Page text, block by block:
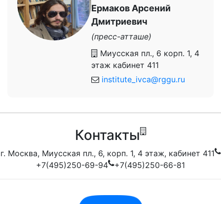
Ермаков Арсений
Дмитриевич
(пресс-атташе)
Миусская пл., 6 корп. 1, 4
этаж кабинет 411
institute_ivca@rggu.ru
Контакты
г. Москва, Миусская пл., 6, корп. 1, 4 этаж, кабинет 411
+7(495)250-69-94
+7(495)250-66-81